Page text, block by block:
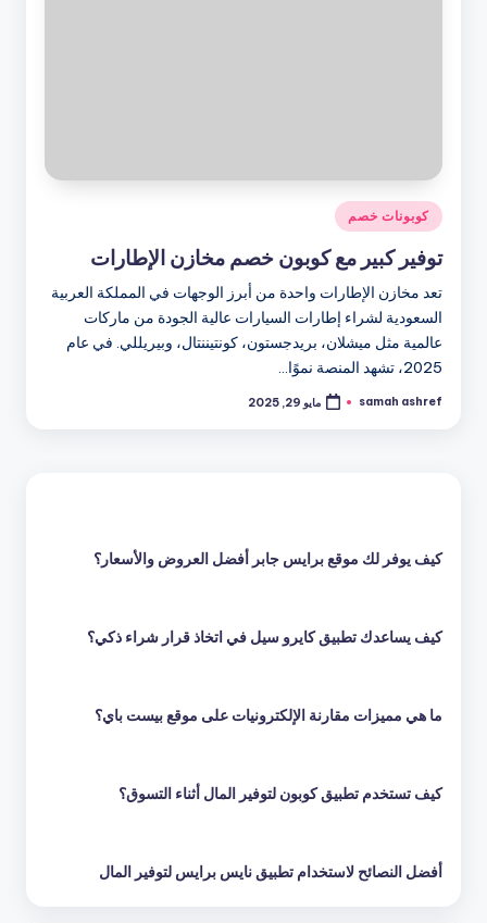
نُشر
في
كوبونات خصم
توفير كبير مع كوبون خصم مخازن الإطارات
تعد مخازن الإطارات واحدة من أبرز الوجهات في المملكة العربية
السعودية لشراء إطارات السيارات عالية الجودة من ماركات
عالمية مثل ميشلان، بريدجستون، كونتيننتال، وبيريللي. في عام
2025، تشهد المنصة نموًا…
تمّ
samah ashref مايو 29, 2025
كيف يوفر لك موقع برايس جابر أفضل العروض والأسعار؟
كيف يساعدك تطبيق كايرو سيل في اتخاذ قرار شراء ذكي؟
ما هي مميزات مقارنة الإلكترونيات على موقع بيست باي؟
كيف تستخدم تطبيق كوبون لتوفير المال أثناء التسوق؟
أفضل النصائح لاستخدام تطبيق نايس برايس لتوفير المال